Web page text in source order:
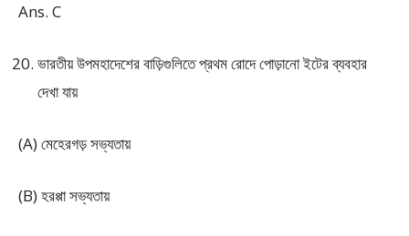
Ans. C
ভারতীয় উপমহাদেশের বাড়িগুলিতে প্রথম রোদে পোড়ানো ইটের ব্যবহার
দেখা যায়
(A) মেহেরগড় সভ্যতায়
(B) হরপ্পা সভ্যতায়